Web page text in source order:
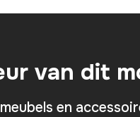
van dit
en